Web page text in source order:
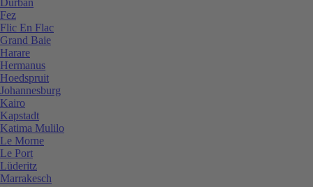
Fez
Flic En Flac
Grand Baie
Harare
Hermanus
Hoedspruit
Johannesburg
Kairo
Kapstadt
Katima Mulilo
Le Morne
Le Port
Lüderitz
Marrakesch